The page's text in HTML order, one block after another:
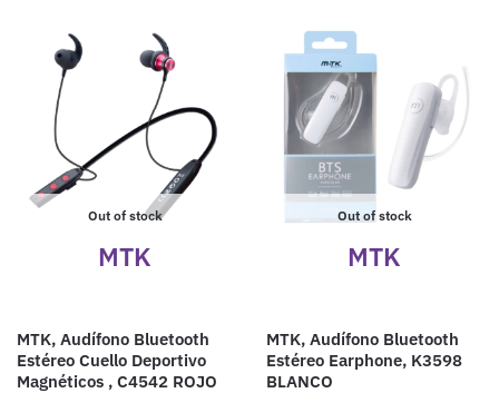
Out of stock
MTK
MTK, Audífono Bluetooth
Estéreo Cuello Deportivo
Magnéticos , C4542 ROJO
Out of stock
MTK
MTK, Audífono Bluetooth
Estéreo Earphone, K3598
BLANCO